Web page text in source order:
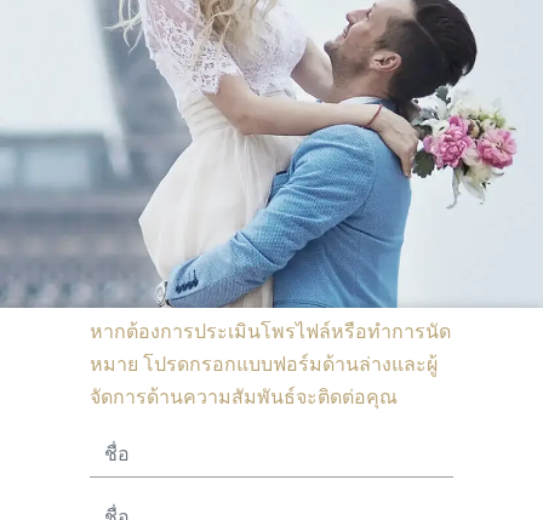
หากต้องการประเมินโพรไฟล์หรือทำการนัด
หมาย โปรดกรอกแบบฟอร์มด้านล่างและผู้
จัดการด้านความสัมพันธ์จะติดต่อคุณ